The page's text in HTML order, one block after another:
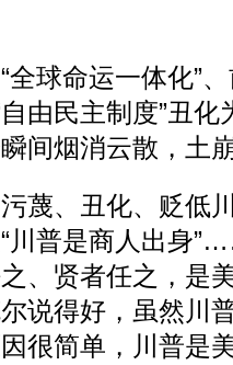
全球命运一体化”
由民主制度”丑化
间烟消云散，土
蔑、丑化、贬低
川普是商人出身
、贤者任之，是
说得好，虽然川
很简单，川普是